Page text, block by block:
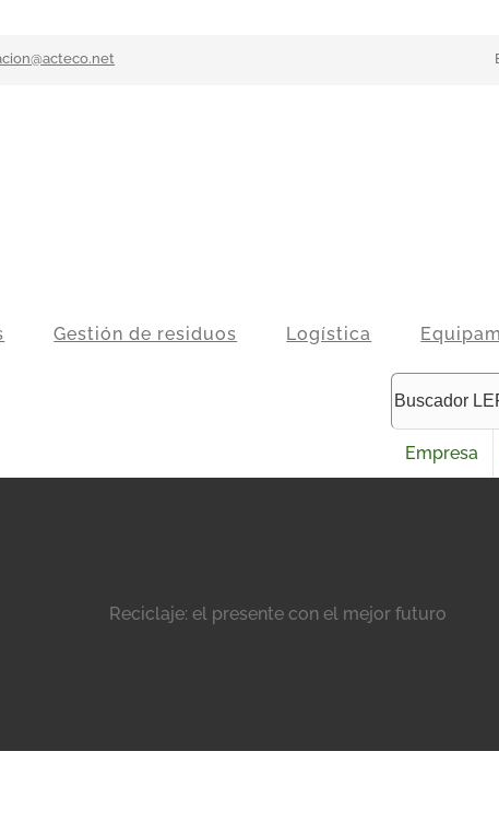
Gestión de residuos Logística
Empresa
Reciclaje: el presente con el mejor futuro